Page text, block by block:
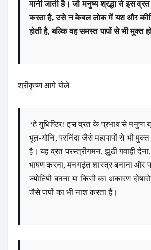
मानी जाती है। जो मनुष्य श्रद्धा से इस
करता है, उसे न केवल लोक में यश और कीर्ति
होती है, बल्कि वह समस्त पापों से भी मुक्त
श्रीकृष्ण आगे बोले —
“हे युधिष्ठिर! इस व्रत के प्रभाव से मनुष्य
भूत-योनि, परनिंदा जैसे महापापों से भी
है। यह व्रत परस्त्रीगमन, झूठी गवाही
भाषण करना, मनगढ़ंत शास्त्र बनाना और
ज्योतिषी बनना या किसी का अकारण
जैसे पापों का भी नाश करता है।